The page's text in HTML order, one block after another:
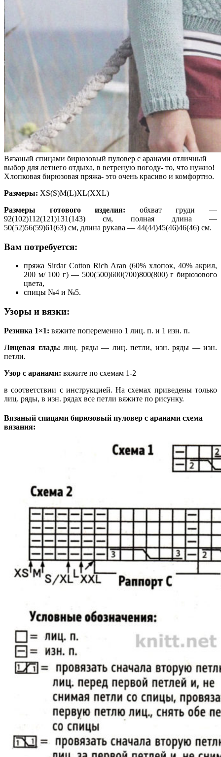
Вязаный спицами бирюзовый пуловер с аранами отличный
выбор для летнего отдыха, в ветреную погоду- то, что нужно!
Хлопковая бирюзовая пряжа- это очень красиво и комфортно.
Размеры: XS(S)M(L)XL(XXL)
Размеры готового изделия: обхват груди —
92(102)112(121)131(143) см, полная длина —
50(52)56(59)61(63) см, длина рукава — 44(44)45(46)46(46) см.
Вам потребуется:
пряжа Sirdar Cotton Rich Aran (60% хлопок, 40% акрил,
200 м/ 100 г) — 500(500)600(700)800(800) г бирюзового
цвета,
спицы №4 и №5.
Узоры и вязки:
Резинка 1×1: вяжите попеременно 1 лиц. п. и 1 изн. п.
Лицевая гладь: лиц. ряды — лиц. петли, изн. ряды — изн.
петли.
Узор с аранами: вяжите по схемам 1-2
в соответствии с инструкцией. На схемах приведены только
лиц. ряды, в изн. рядах все петли вяжите по рисунку.
Вязаный спицами бирюзовый пуловер с аранами схема
вязания: